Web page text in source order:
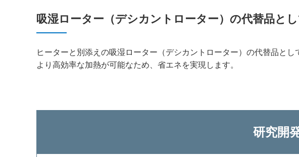
吸湿ローター（デシカントローター）の代替品と
ヒーターと別添えの吸湿ローター（デシカントローター）の代替品と
より高効率な加熱が可能なため、省エネを実現します。
研究開